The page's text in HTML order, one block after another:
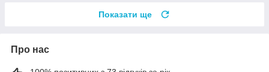
Показати ще
Про нас